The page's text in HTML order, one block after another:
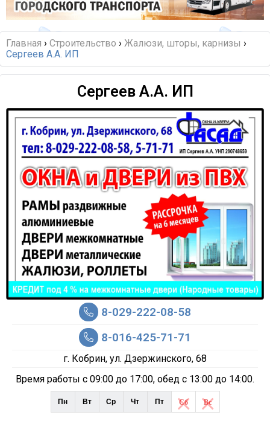
Главная › Строительство › Жалюзи, шторы, карнизы ›
Сергеев А.А. ИП
Сергеев А.А. ИП
8-029-222-08-58
8-016-425-71-71
г. Кобрин, ул. Дзержинского, 68
Время работы с 09:00 до 17:00, обед c 13:00 до 14:00.
Пн Вт Ср Чт Пт Сб Вс